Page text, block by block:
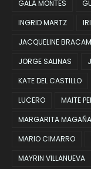
GALA MONTES
INGRID MARTZ
JACQUELINE
JORGE SALINAS
KATE DEL CASTILLO
LUCERO
MAITE
MARGARITA MAGAÑA
MARIO CIMARRO
MAYRIN VILLANUEVA